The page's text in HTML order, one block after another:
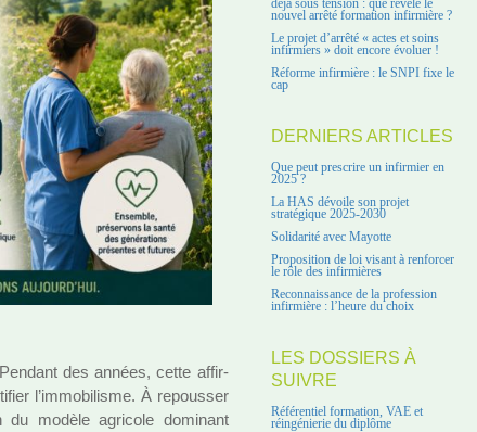
des années, cette affir­
l’immo­bi­lisme. À repous­ser
modèle agri­cole domi­nant
déjà sous tension : que révèle le
nouvel arrêté formation infirmière ?
Le projet d’arrêté « actes et soins
infirmiers » doit encore évoluer !
Réforme infirmière : le SNPI fixe le
cap
DERNIERS ARTICLES
Que peut prescrire un infirmier en
2025 ?
La HAS dévoile son projet
stratégique 2025-2030
Solidarité avec Mayotte
Proposition de loi visant à renforcer
le rôle des infirmières
Reconnaissance de la profession
infirmière : l’heure du choix
LES DOSSIERS À
SUIVRE
Référentiel formation, VAE et
réingénierie du diplôme